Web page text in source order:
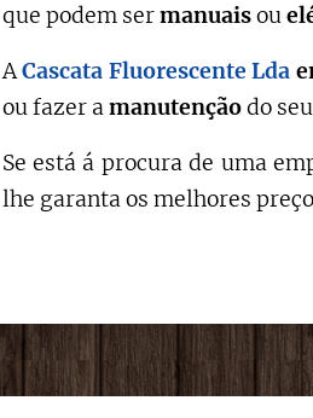
que podem sermanuaisou
ACascata Fluorescente Lda
ou fazer amanutençãodo seu
Se está á procura de uma
lhe garanta os melhores